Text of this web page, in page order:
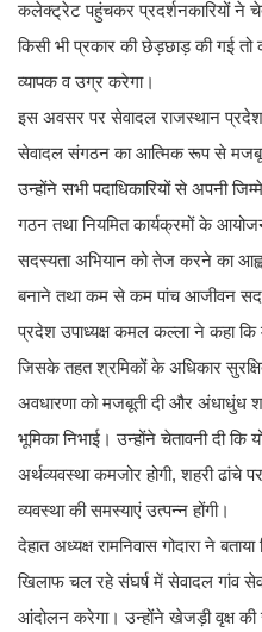
कलेक्ट्रेट पहुंचकर प्रदर्शनकारियों ने
किसी भी प्रकार की छेड़छाड़ की गई
व्यापक व उग्र करेगा।
इस अवसर पर सेवादल राजस्थान प्रदेश
सेवादल संगठन का आत्मिक रूप से
उन्होंने सभी पदाधिकारियों से अपनी
गठन तथा नियमित कार्यक्रमों के
सदस्यता अभियान को तेज करने का
बनाने तथा कम से कम पांच आजीवन
प्रदेश उपाध्यक्ष कमल कल्ला ने कहा कि
जिसके तहत श्रमिकों के अधिकार
अवधारणा को मजबूती दी और अंधाधुंध
भूमिका निभाई। उन्होंने चेतावनी दी
अर्थव्यवस्था कमजोर होगी, शहरी ढांचे
व्यवस्था की समस्याएं उत्पन्न होंगी।
देहात अध्यक्ष रामनिवास गोदारा ने
खिलाफ चल रहे संघर्ष में सेवादल गांव
आंदोलन करेगा। उन्होंने खेजड़ी वृक्ष की